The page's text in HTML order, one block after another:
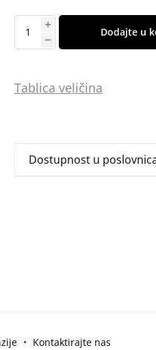
Dodajte u
Tablica veličina
Dostupnost u
Kontaktirajte nas